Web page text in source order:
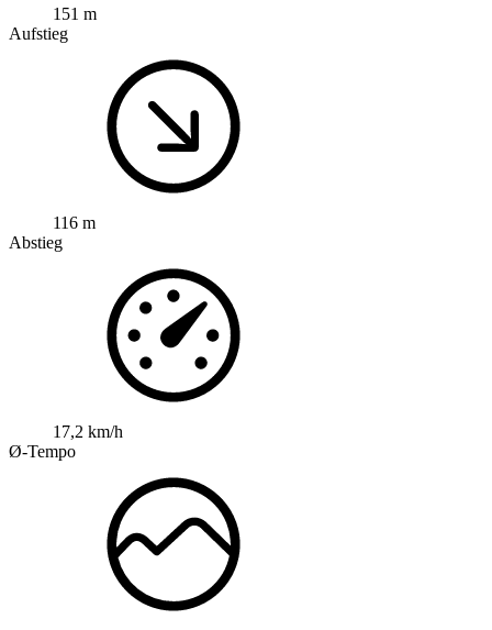
151 m
Aufstieg
116 m
Abstieg
17,2 km/h
Ø-Tempo